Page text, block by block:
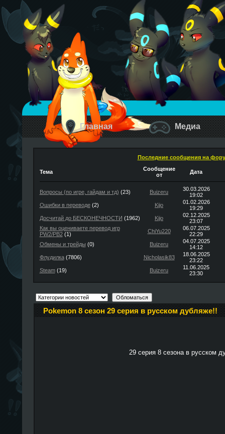
Главная Медиа
Последние сообщения на
Тема
Сообщение
от
Дата
Вопросы (по игре, гайдам и тд) (23) Buizeru
30.03.2026
19:02
Ошибки в переводе(2) Kijo
01.02.2026
19:29
Досчитай до БЕСКОНЕЧНОСТИ (1962) Kijo
02.12.2025
23:07
Как вы оцениваете перевод игр
PW2/PB2(1) ChiYu220
06.07.2025
22:29
Обмены и трейды (0) Buizeru
04.07.2025
14:12
Флудилка(7806) Nicholasik83
18.06.2025
23:22
Steam(19) Buizeru
11.06.2025
23:30
Pokemon 8 сезон 29 серия в русском дубляже!!
29 серия 8 сезона в русском